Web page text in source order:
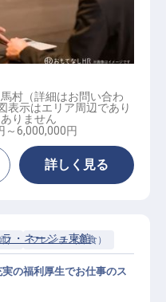
│ハイレベル求人
マネージャー以
村（詳細はお問い合わ
表示はエリア周辺であり
りません
～6,000,000円
詳しく見る
） フレンチ（洋食）
・ネージュ東館
の福利厚生でお仕事のス